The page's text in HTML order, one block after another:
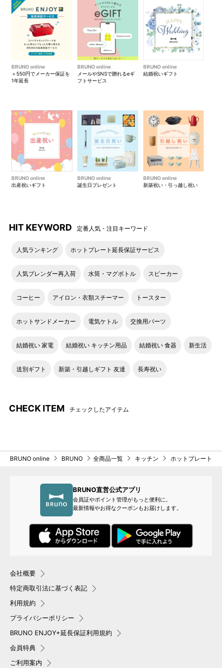
15分蒸す。
5. それぞれにトッピングを飾る。
ごろごろトマトODEN
【材料（深鍋1台分）】
卵……2個
はんぺん……1枚
蒸しだこ……200g
アスパラガス……2本
ベーコン……6枚
豚肩ロース……300g
ロールキャベツ……6個
餅巾着……6個
1.トマトはヘタを取り、湯むきをする。ペコロスは皮をむく。卵
はんぺんは4等分に切る。蒸しだこは一口大に切る。
一口大に切る。
3. ホットプレート グランデサイズに深鍋をセットし、コンソメ
沸騰したら、トマトとゆでたまご以外の具材を加えてフタをし
4. フタを外し、ゆでたまごを加え、斜めにトマトを入れて
BRUNO online
＋550円でメーカー保証を
1年延長
BRUNO online
メールやSNSで贈れるeギ
フトサービス
BRUNO online
結婚祝いギフト
BRUNO online
出産祝いギフト
BRUNO online
誕生日プレゼント
BRUNO online
新築祝い・引っ越し祝い
HIT KEYWORD 定番人気・注目キーワード
人気ランキング ホットプレート延長保証サービス
人気ブレンダー再入荷 水筒・マグボトル スピーカー
コーヒー アイロン・衣類スチーマー トースター
ホットサンドメーカー 電気ケトル 交換用パーツ
結婚祝い 家電 結婚祝い キッチン用品 結婚祝い 食器 新生活
送別ギフト 新築・引越しギフト 友達 長寿祝い
CHECK ITEM チェックしたアイテム
BRUNO online BRUNO 全商品一覧 キッチン ホットプレート
BRUNO直営公式アプリ
会員証やポイント管理がもっと便利に。
最新情報やお得なクーポンもお届けします。
会社概要
特定商取引法に基づく表記
利用規約
プライバシーポリシー
BRUNO ENJOY+延長保証利用規約
会員特典
ご利用案内